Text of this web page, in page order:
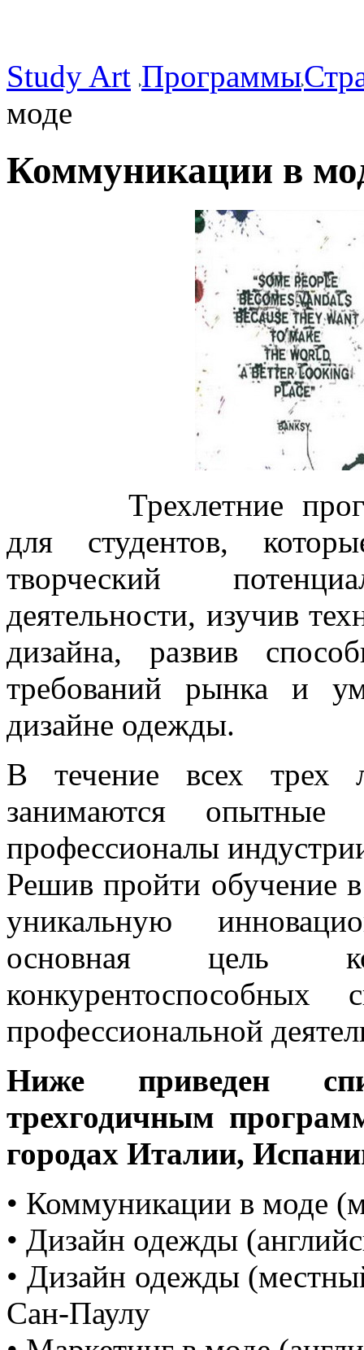
Study Art Программы
моде
Коммуникации в
Трехлетние
для студентов,
творческий
деятельности, изучив
дизайна, развив
требований рынка и
дизайне одежды.
В течение всех трех
занимаются опытные
профессионалы
Решив пройти обучение
уникальную
основная цель
конкурентоспособных
профессиональной
Ниже приведен
трехгодичным
городах Италии,
• Коммуникации в моде
• Дизайн одежды
• Дизайн одежды
Сан-Паулу